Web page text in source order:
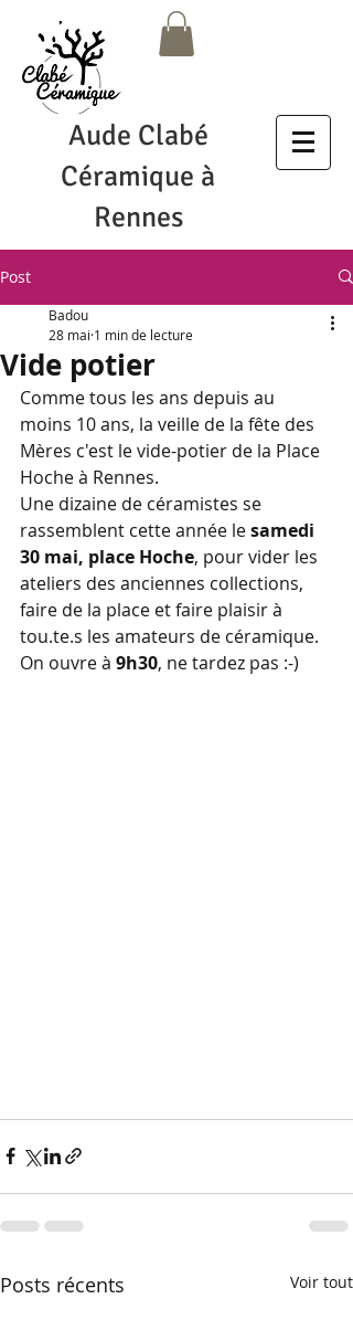
Aude Clabé
Céramique à
Rennes
Post
Vide potier
Badou
28 mai 1 min de lecture
Comme tous les ans depuis au
moins 10 ans, la veille de la fête des
Mères c'est le vide-potier de la Place
Hoche à Rennes.
Une dizaine de céramistes se
rassemblent cette année le samedi
30 mai, place Hoche, pour vider les
ateliers des anciennes collections,
faire de la place et faire plaisir à
tou.te.s les amateurs de céramique.
On ouvre à 9h30, ne tardez pas :-)
Posts récents Voir tout